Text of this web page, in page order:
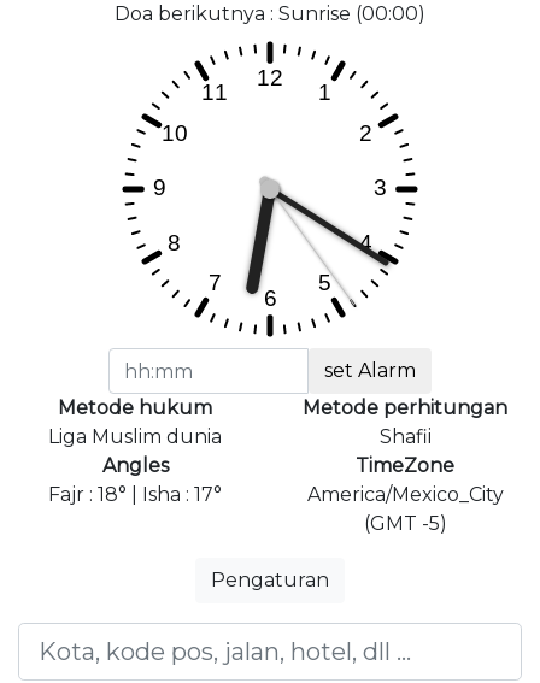
Doa berikutnya : Sunrise (00:00)
set Alarm
Metode hukum
Liga Muslim dunia
Metode perhitungan
Shafii
Angles
Fajr : 18° | Isha : 17°
TimeZone
America/Mexico_City
(GMT -5)
Pengaturan